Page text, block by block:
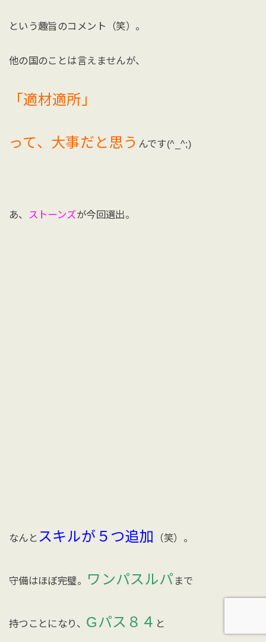
という趣旨のコメント（笑）。
他の国のことは言えませんが、
「適材適所」
って、大事だと思う んです(^_^;)
あ、 ストーンズが今回選出。
なんと スキルが５つ追加 （笑）。
守備はほぼ完璧。 ワンパスルパ まで
持つことになり、 Gパス８４ と